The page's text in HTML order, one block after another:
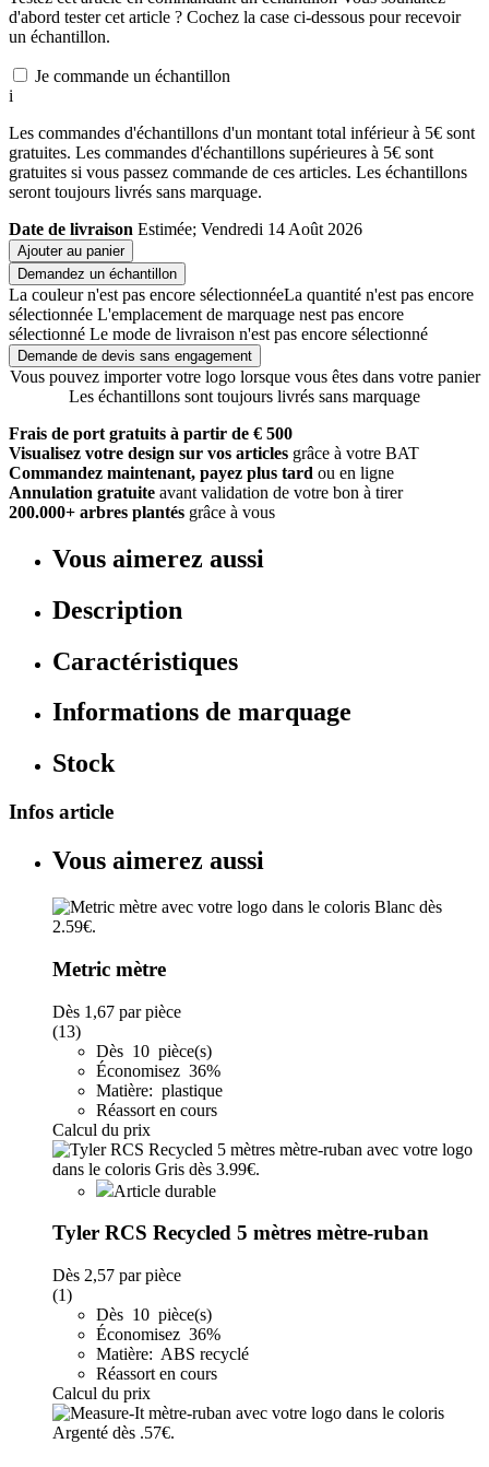
d'abord tester cet article ? Cochez la case ci-dessous pour recevoir
un échantillon.
Je commande un échantillon
i
Les commandes d'échantillons d'un montant total inférieur à 5€ sont
gratuites. Les commandes d'échantillons supérieures à 5€ sont
gratuites si vous passez commande de ces articles. Les échantillons
seront toujours livrés sans marquage.
Date de livraison Estimée; Vendredi 14 Août 2026
Ajouter au panier
Demandez un échantillon
La couleur n'est pas encore sélectionnéeLa quantité n'est pas encore
sélectionnée L'emplacement de marquage nest pas encore
sélectionné Le mode de livraison n'est pas encore sélectionné
Demande de devis sans engagement
Vous pouvez importer votre logo lorsque vous êtes dans votre panier
Les échantillons sont toujours livrés sans marquage
Frais de port gratuits à partir de € 500
Visualisez votre design sur vos articles grâce à votre BAT
Commandez maintenant, payez plus tard ou en ligne
Annulation gratuite avant validation de votre bon à tirer
200.000+ arbres plantés grâce à vous
Vous aimerez aussi
Description
Caractéristiques
Informations de marquage
Stock
Infos article
Vous aimerez aussi
Metric mètre
Dès 1,67 par pièce
(13)
Dès 10 pièce(s)
Économisez 36%
Matière: plastique
Réassort en cours
Calcul du prix
Article durable
Tyler RCS Recycled 5 mètres mètre-ruban
Dès 2,57 par pièce
(1)
Dès 10 pièce(s)
Économisez 36%
Matière: ABS recyclé
Réassort en cours
Calcul du prix